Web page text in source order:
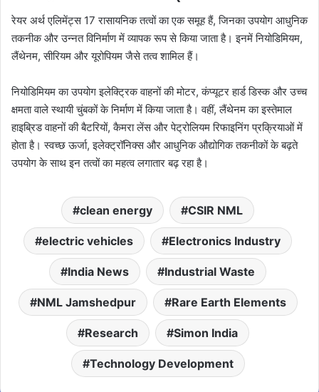
रेयर अर्थ एलिमेंट्स 17 रासायनिक तत्वों का एक समूह हैं, जिनका उपयोग आधुनिक
तकनीक और उन्नत विनिर्माण में व्यापक रूप से किया जाता है। इनमें नियोडिमियम,
लैंथेनम, सीरियम और यूरोपियम जैसे तत्व शामिल हैं।
नियोडिमियम का उपयोग इलेक्ट्रिक वाहनों की मोटर, कंप्यूटर हार्ड डिस्क और उच्च
क्षमता वाले स्थायी चुंबकों के निर्माण में किया जाता है। वहीं, लैंथेनम का इस्तेमाल
हाइब्रिड वाहनों की बैटरियों, कैमरा लेंस और पेट्रोलियम रिफाइनिंग प्रक्रियाओं में
होता है। स्वच्छ ऊर्जा, इलेक्ट्रॉनिक्स और आधुनिक औद्योगिक तकनीकों के बढ़ते
उपयोग के साथ इन तत्वों का महत्व लगातार बढ़ रहा है।
clean energy CSIR NML
electric vehicles Electronics Industry
India News Industrial Waste
NML Jamshedpur Rare Earth Elements
Research Simon India
Technology Development